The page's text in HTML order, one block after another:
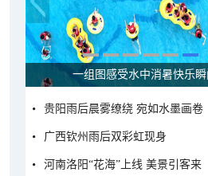
一组图感受水中消暑快乐瞬
贵阳雨后晨雾缭绕 宛如水墨画卷
广西钦州雨后双彩虹现身
河南洛阳“花海”上线 美景引客来